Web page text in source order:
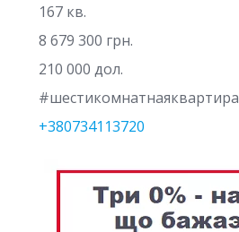
167 кв.
8 679 300 грн.
210 000 дол.
#шестикомнатнаяквартира
+380734113720